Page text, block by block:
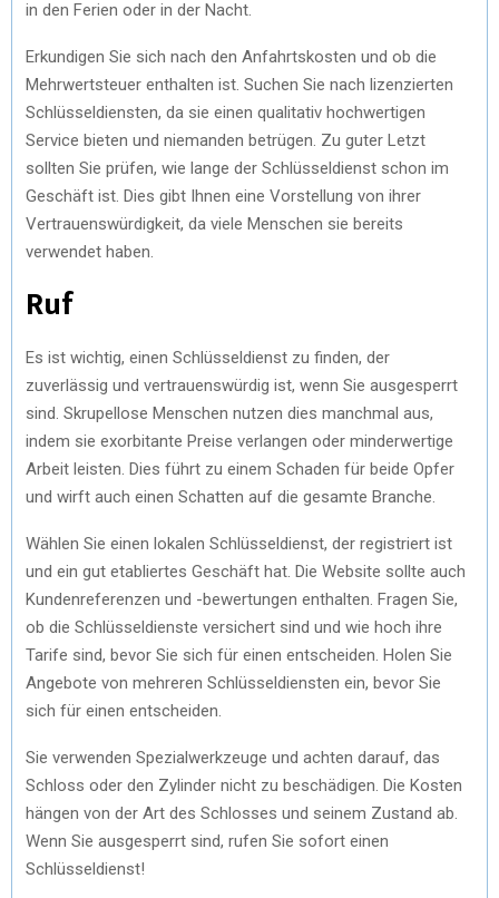
in den Ferien oder in der Nacht.
Erkundigen Sie sich nach den Anfahrtskosten und ob die
Mehrwertsteuer enthalten ist. Suchen Sie nach lizenzierten
Schlüsseldiensten, da sie einen qualitativ hochwertigen
Service bieten und niemanden betrügen. Zu guter Letzt
sollten Sie prüfen, wie lange der Schlüsseldienst schon im
Geschäft ist. Dies gibt Ihnen eine Vorstellung von ihrer
Vertrauenswürdigkeit, da viele Menschen sie bereits
verwendet haben.
Ruf
Es ist wichtig, einen Schlüsseldienst zu finden, der
zuverlässig und vertrauenswürdig ist, wenn Sie ausgesperrt
sind. Skrupellose Menschen nutzen dies manchmal aus,
indem sie exorbitante Preise verlangen oder minderwertige
Arbeit leisten. Dies führt zu einem Schaden für beide Opfer
und wirft auch einen Schatten auf die gesamte Branche.
Wählen Sie einen lokalen Schlüsseldienst, der registriert ist
und ein gut etabliertes Geschäft hat. Die Website sollte auch
Kundenreferenzen und -bewertungen enthalten. Fragen Sie,
ob die Schlüsseldienste versichert sind und wie hoch ihre
Tarife sind, bevor Sie sich für einen entscheiden. Holen Sie
Angebote von mehreren Schlüsseldiensten ein, bevor Sie
sich für einen entscheiden.
Sie verwenden Spezialwerkzeuge und achten darauf, das
Schloss oder den Zylinder nicht zu beschädigen. Die Kosten
hängen von der Art des Schlosses und seinem Zustand ab.
Wenn Sie ausgesperrt sind, rufen Sie sofort einen
Schlüsseldienst!